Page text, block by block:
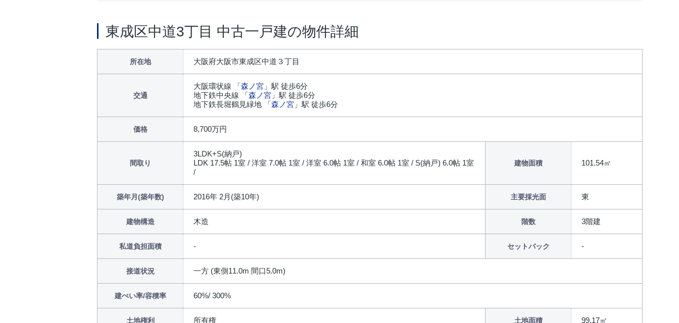
東成区中道3丁目 中古一戸建の物件詳細
所在地 大阪府大阪市東成区中道３丁目
交通
大阪環状線 「森ノ宮 」駅 徒歩6分
地下鉄中央線 「森ノ宮 」駅 徒歩6分
地下鉄長堀鶴見緑地 「森ノ宮 」駅 徒歩6分
価格 8,700万円
間取り
3LDK+S(納戸)
LDK 17.5帖 1室 / 洋室 7.0帖 1室 / 洋室 6.0帖 1室 / 和室 6.0帖 1室 / S(納戸) 6.0帖 1室
/
建物面積 101.54㎡
築年月(築年数) 2016年 2月(築10年) 主要採光面 東
建物構造 木造 階数 3階建
私道負担面積 セットバック
接道状況 一方 (東側11.0m 間口5.0m)
建ぺい率/容積率 60%/ 300%
土地権利 所有権 土地面積 99.17㎡